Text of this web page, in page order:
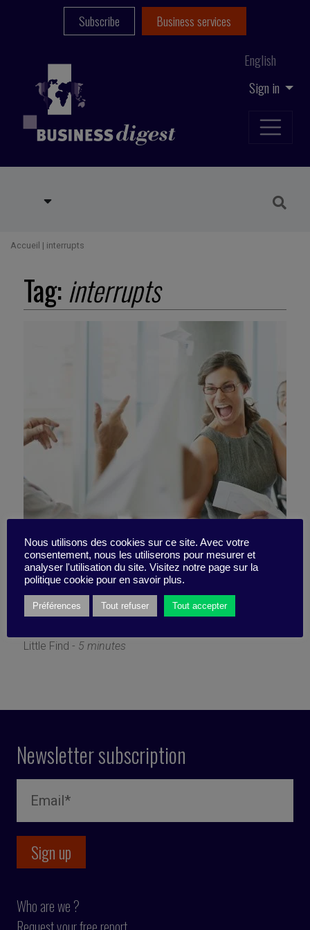
Sign in
English
Subscribe Business services
Accueil | interrupts
Tag:interrupts
The secret recipe for
successful meetings
Little Find - 5 minutes
Newsletter subscription
Who are we ?
Nous utilisons des cookies sur ce site. Avec votre
consentement, nous les utiliserons pour mesurer et
analyser l'utilisation du site. Visitez notre page sur la
politique cookie pour en savoir plus.
Préférences Tout refuser Tout accepter